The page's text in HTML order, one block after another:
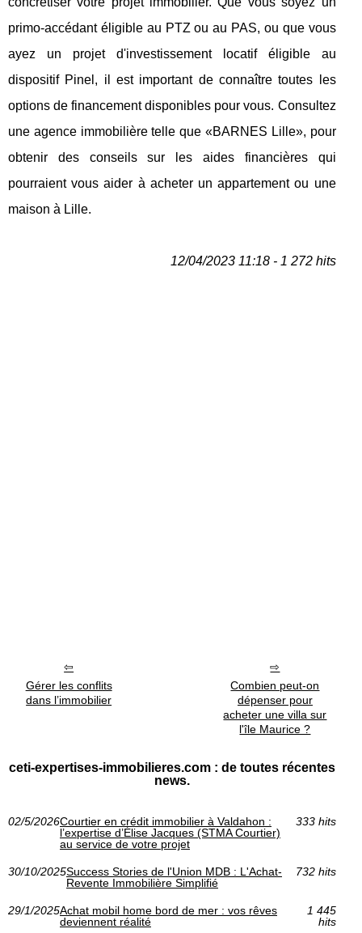
primo-accédant éligible au PTZ ou au PAS, ou que vous
ayez un projet d'investissement locatif éligible au
dispositif Pinel, il est important de connaître toutes les
options de financement disponibles pour vous. Consultez
une agence immobilière telle que «BARNES Lille», pour
obtenir des conseils sur les aides financières qui
pourraient vous aider à acheter un appartement ou une
maison à Lille.
12/04/2023 11:18 - 1 272 hits
Gérer les conflits
dans l’immobilier
Combien peut-on
dépenser pour
acheter une villa sur
l'île Maurice ?
ceti-expertises-immobilieres.com : de toutes récentes
news.
02/5/2026Courtier en crédit immobilier à Valdahon :
l’expertise d’Élise Jacques (STMA Courtier)
au service de votre projet
333 hits
30/10/2025Success Stories de l'Union MDB : L'Achat-
Revente Immobilière Simplifié
732 hits
29/1/2025Achat mobil home bord de mer : vos rêves
deviennent réalité
1 445
hits